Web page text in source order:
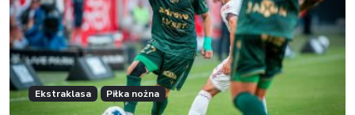
Ekstraklasa Piłka nożna